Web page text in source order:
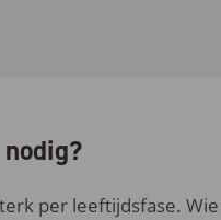
per leeftijdsfase.